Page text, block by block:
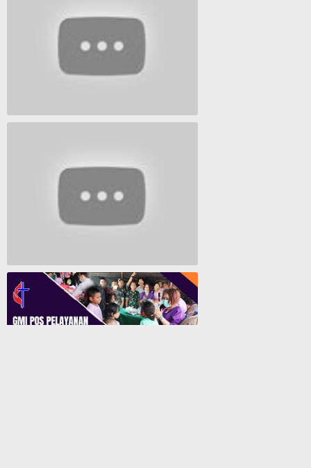
Lagu Timur yang Paling 2022
Lagu Rohani Tanpa Iklan - Lagu Pujian dan Penyembahan Paskah 2022